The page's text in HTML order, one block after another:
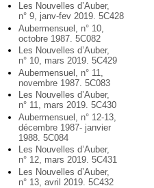
Les Nouvelles d’Auber,
n° 9, janv-fev 2019. 5C428
Aubermensuel, n° 10,
octobre 1987. 5C082
Les Nouvelles d’Auber,
n° 10, mars 2019. 5C429
Aubermensuel, n° 11,
novembre 1987. 5C083
Les Nouvelles d’Auber,
n° 11, mars 2019. 5C430
Aubermensuel, n° 12-13,
décembre 1987- janvier
1988. 5C084
Les Nouvelles d’Auber,
n° 12, mars 2019. 5C431
Les Nouvelles d’Auber,
n° 13, avril 2019. 5C432